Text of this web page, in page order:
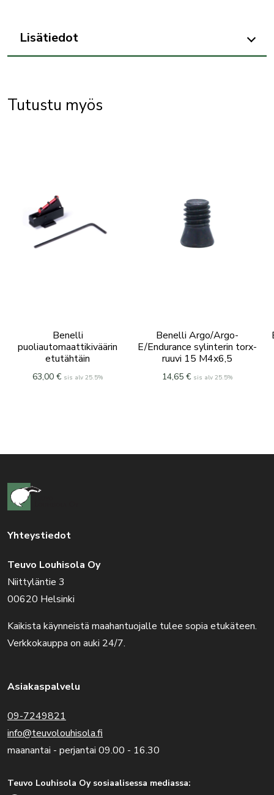
Lisätiedot
Tutustu myös
Benelli
puoliautomaattikiväärin
etutähtäin
63,00 € sis alv 25.5%
Benelli Argo/Argo-
E/Endurance sylinterin torx-
ruuvi 15 M4x6,5
14,65 € sis alv 25.5%
Yhteystiedot
Teuvo Louhisola Oy
Niittyläntie 3
00620 Helsinki
Kaikista käynneistä maahantuojalle tulee sopia etukäteen.
Verkkokauppa on auki 24/7.
Asiakaspalvelu
09-7249821
info@teuvolouhisola.fi
maanantai - perjantai 09.00 - 16.30
Teuvo Louhisola Oy sosiaalisessa mediassa: